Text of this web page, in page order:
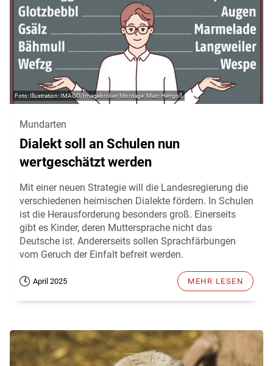
Illustration: IMAGO/Imagebroker/Montage: Marc Herrgoß
Mundarten
Dialekt soll an Schulen nun
wertgeschätzt werden
Mit einer neuen Strategie will die Landesregierung die
verschiedenen heimischen Dialekte fördern. In Schulen
ist die Herausforderung besonders groß. Einerseits
gibt es Kinder, deren Muttersprache nicht das
Deutsche ist. Andererseits sollen Sprachfärbungen
vom Geruch der Einfalt befreit werden.
April 2025 MEHR LESEN